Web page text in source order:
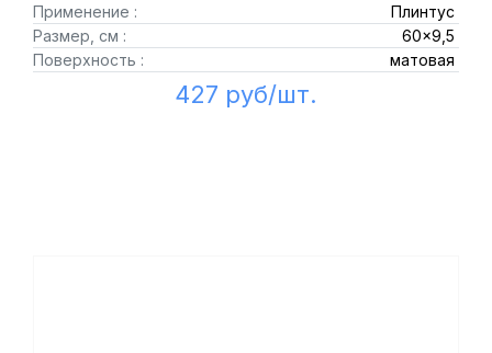
Применение :
Плинтус
Размер, см :
60x9,5
Поверхность :
матовая
427 руб/шт.